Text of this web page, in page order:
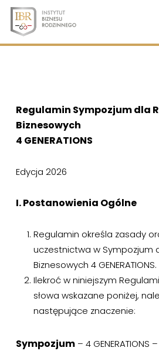
Skip
main
Regulamin Sympozjum dla
Biznesowych
4 GENERATIONS
Edycja 2026
I. Postanowienia Ogólne
Regulamin określa zasady
uczestnictwa w Sympozjum
Biznesowych 4 GENERATIONS.
Ilekroć w niniejszym
słowa wskazane poniżej,
następujące znaczenie:
Sympozjum– 4 GENERATIONS